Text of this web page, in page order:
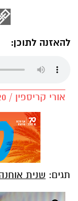
להאזנה לתוכן:
אורי קריספין / 20:20 07.08.26
תגים: שנית